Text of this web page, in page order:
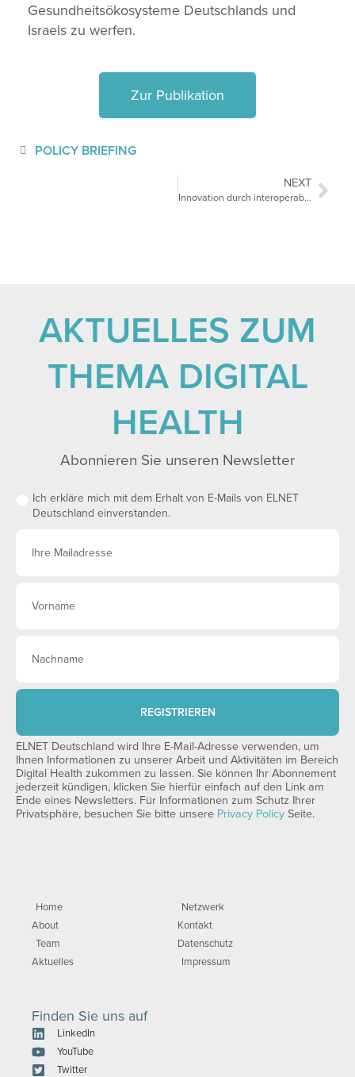
Gesundheitsökosysteme Deutschlands und
Israels zu werfen.
Zur Publikation
POLICY BRIEFING
NEXT
Innovation durch interoperable, verknüpfte Gesundheitsdaten und Wissenschaftskooperation
AKTUELLES ZUM
THEMA DIGITAL
HEALTH
Abonnieren Sie unseren Newsletter
Ich erkläre mich mit dem Erhalt von E-Mails von ELNET
Deutschland einverstanden.
REGISTRIEREN
ELNET Deutschland wird Ihre E-Mail-Adresse verwenden, um
Ihnen Informationen zu unserer Arbeit und Aktivitäten im Bereich
Digital Health zukommen zu lassen. Sie können Ihr Abonnement
jederzeit kündigen, klicken Sie hierfür einfach auf den Link am
Ende eines Newsletters. Für Informationen zum Schutz Ihrer
Privatsphäre, besuchen Sie bitte unsere Privacy Policy Seite.
Home
About
Team
Aktuelles
Netzwerk
Kontakt
Datenschutz
Impressum
Finden Sie uns auf
LinkedIn
YouTube
Twitter